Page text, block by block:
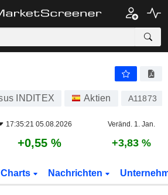
INDITEX Aktien A11873
17:35:21 05.08.2026 Veränd. 1. Jan.
+0,55 % +3,83 %
Charts Nachrichten